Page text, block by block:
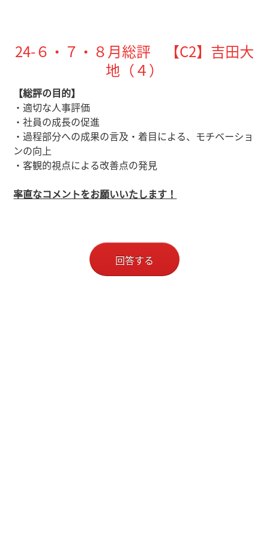
24-６・７・８月総評 【C2】吉田大
地（４）
【総評の目的】
・適切な人事評価
・社員の成長の促進
・過程部分への成果の言及・着目による、モチベーショ
ンの向上
・客観的視点による改善点の発見
率直なコメントをお願いいたします！
回答する